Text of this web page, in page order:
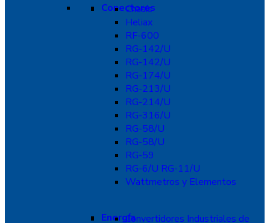
Conectores
Chasís
Heliax
RF-600
RG-142/U
RG-142/U
RG-174/U
RG-213/U
RG-214/U
RG-316/U
RG-58/U
RG-58/U
RG-59
RG-6/U RG-11/U
Wattmetros y Elementos
EnergíaConvertidores Industriales de